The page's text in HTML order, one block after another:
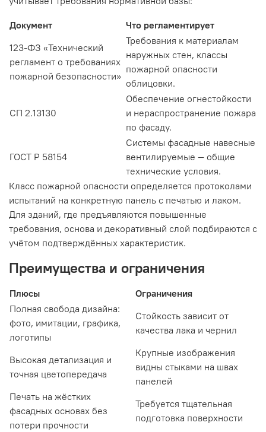
Документ
Что регламентирует
123-ФЗ «Технический
регламент о требованиях
пожарной безопасности»
Требования к материалам
наружных стен, классы
пожарной опасности
облицовки.
СП 2.13130
Обеспечение огнестойкости
и нераспространение пожара
по фасаду.
ГОСТ Р 58154
Системы фасадные навесные
вентилируемые — общие
технические условия.
Класс пожарной опасности определяется протоколами
испытаний на конкретную панель с печатью и лаком.
Для зданий, где предъявляются повышенные
требования, основа и декоративный слой подбираются с
учётом подтверждённых характеристик.
Преимущества и ограничения
Плюсы
Ограничения
Полная свобода дизайна:
фото, имитации, графика,
логотипы
Стойкость зависит от
качества лака и чернил
Высокая детализация и
точная цветопередача
Крупные изображения
видны стыками на швах
панелей
Печать на жёстких
фасадных основах без
потери прочности
Требуется тщательная
подготовка поверхности